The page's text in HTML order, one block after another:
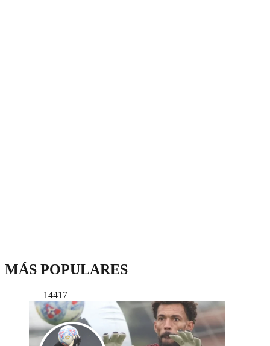
MÁS POPULARES
14417